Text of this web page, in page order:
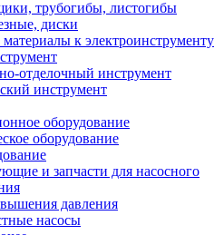
трубогибы, листогибы
диски
к электроинструменту
отделочный инструмент
инструмент
оборудование
оборудование
и запчасти для насосного
давления
насосы